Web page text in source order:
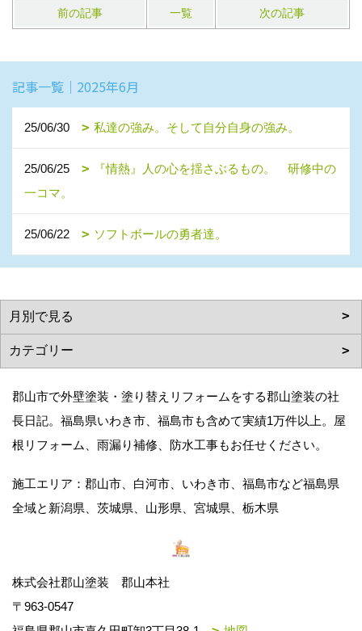
前の記事 一覧 次の記事
記事一覧｜2025年6月
25/06/30 私達の強み。そして自分自身の強み。
25/06/25
『情熱』人の心を揺さぶるもの。 研修中の
一コマ。
25/06/22 ソフトボールの勇者達。
郡山市で外壁塗装・塗り替えリフォームをする郡山塗装の社
長日記。福島県いわき市、福島市も含めて実績1万件以上。屋
根リフォーム、雨漏り補修、防水工事もお任せください。
施工エリア：郡山市、白河市、いわき市、福島市など福島県
全域と新潟県、茨城県、山形県、宮城県、栃木県
株式会社郡山塗装 郡山本社
〒963-0547